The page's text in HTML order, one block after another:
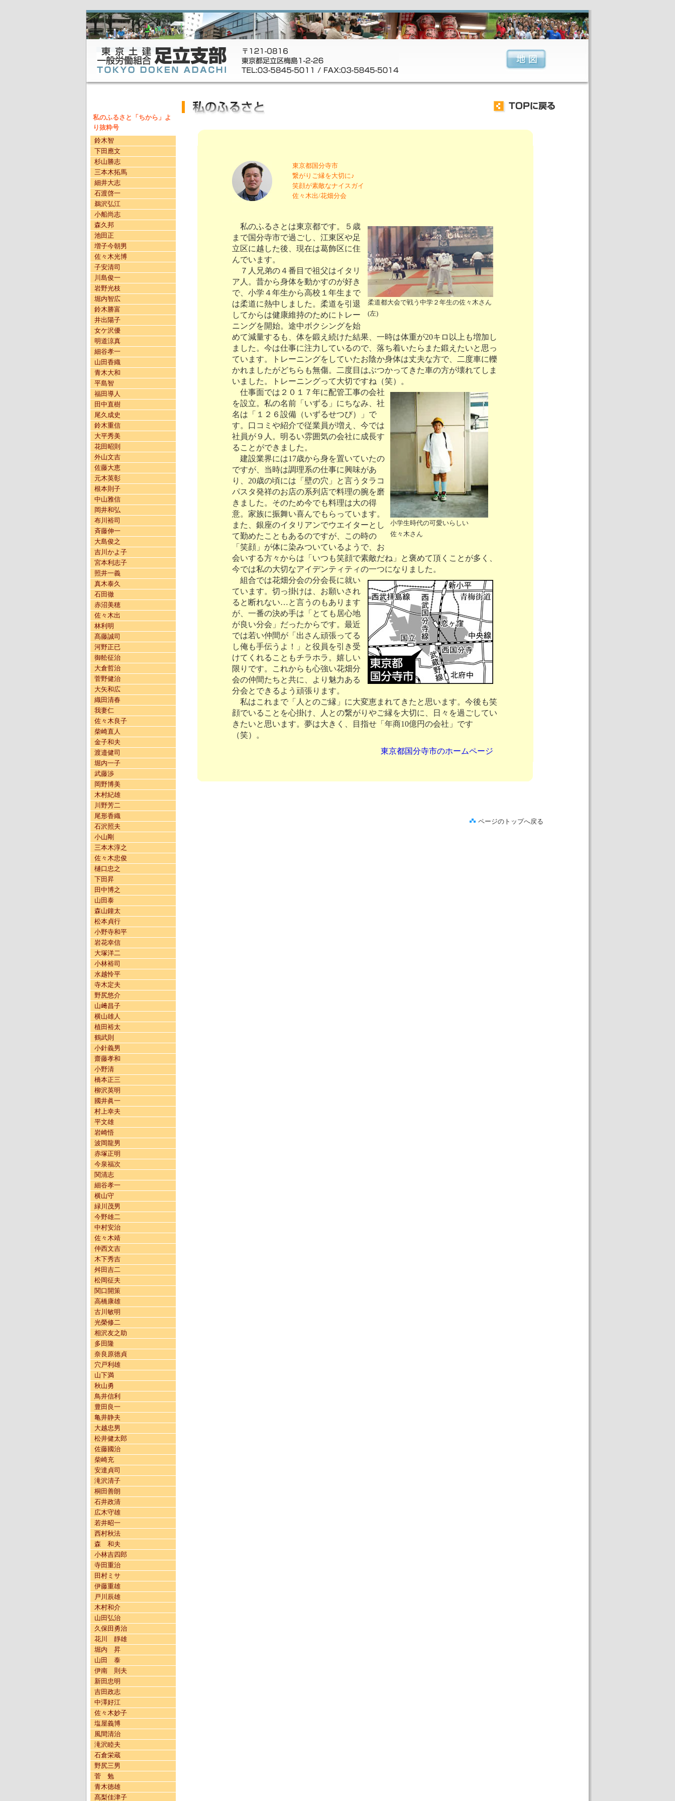
私のふるさと「ちから」よ
り抜粋号
鈴木智
下田應文
杉山勝志
三本木拓馬
細井大志
石渡啓一
鵜沢弘江
小船尚志
森久邦
池田正
増子今朝男
佐々木光博
子安清司
川島俊一
岩野光枝
堀内智広
鈴木勝富
井出陽子
女ケ沢優
明道涼真
細谷孝一
山田香織
青木大和
平島智
福田導人
田中直樹
尾久成史
鈴木重信
大平秀美
花田昭則
外山文吉
佐藤大恵
元木英彰
根本則子
中山雅信
岡井和弘
布川裕司
斉藤伸一
大島俊之
吉川かよ子
宮本利志子
照井一義
真木泰久
石田徹
赤沼美穂
佐々木出
林利明
髙藤誠司
河野正已
御舩征治
大倉哲治
菅野健治
大矢和広
織田清春
我妻仁
佐々木良子
柴崎直人
金子和夫
渡邉健司
堀内一子
武藤渉
岡野博美
木村紀雄
川野芳二
尾形香織
石沢照夫
小山剛
三本木淳之
佐々木忠俊
樋口忠之
下田昇
田中博之
山田泰
森山鐘太
松本貞行
小野寺和平
岩花幸信
大塚洋二
小林裕司
水越怜平
寺木定夫
野尻悠介
山﨑昌子
横山雄人
植田裕太
鶴武則
小針義男
齋藤孝和
小野清
橋本正三
柳沢英明
國井眞一
村上幸夫
平文雄
岩崎悟
波岡龍男
赤塚正明
今泉福次
関清志
細谷孝一
横山守
緑川茂男
今野雄二
中村安治
佐々木靖
仲西文吉
木下秀吉
舛田吉二
松岡征夫
関口開策
高橋康雄
古川敏明
光榮修二
相沢友之助
多田隆
奈良原徳貞
穴戸利雄
山下満
秋山勇
鳥井信利
豊田良一
亀井静夫
大越忠男
松井健太郎
佐藤國治
柴崎充
安達貞司
滝沢清子
桐田善朗
石井政清
広木守雄
若井昭一
西村秋法
森 和夫
小林吉四郎
寺田重治
田村ミサ
伊藤重雄
戸川辰雄
木村和介
山田弘治
久保田勇治
花川 靜雄
堀内 昇
山田 泰
伊南 則夫
新田忠明
吉田政志
中澤好江
佐々木妙子
塩屋義博
風間清治
滝沢睦夫
石倉栄蔵
野尻三男
菅 勉
青木徳雄
髙梨佳津子
東京都国分寺市
繋がりご縁を大切に♪
笑顔が素敵なナイスガイ
佐々木出/花畑分会
柔道都大会で戦う中学２年生の佐々木さん
(左)
私のふるさとは東京都です。５歳
まで国分寺市で過ごし、江東区や足
立区に越した後、現在は葛飾区に住
んでいます。
７人兄弟の４番目で祖父はイタリ
ア人。昔から身体を動かすのが好き
で、小学４年生から高校１年生まで
は柔道に熱中しました。柔道を引退
してからは健康維持のためにトレー
ニングを開始。途中ボクシングを始
めて減量するも、体を鍛え続けた結果、一時は体重が20キロ以上も増加し
ました。今は仕事に注力しているので、落ち着いたらまた鍛えたいと思っ
ています。トレーニングをしていたお陰か身体は丈夫な方で、二度車に轢
かれましたがどちらも無傷。二度目はぶつかってきた車の方が壊れてしま
いました。トレーニングって大切ですね（笑）。
小学生時代の可愛いらしい
佐々木さん
仕事面では２０１７年に配管工事の会社
を設立。私の名前「いずる」にちなみ、社
名は「１２６設備（いずるせつび）」で
す。口コミや紹介で従業員が増え、今では
社員が９人。明るい雰囲気の会社に成長す
ることができました。
建設業界には17歳から身を置いていたの
ですが、当時は調理系の仕事に興味があ
り、20歳の頃には「壁の穴」と言うタラコ
パスタ発祥のお店の系列店で料理の腕を磨
きました。そのため今でも料理は大の得
意。家族に振舞い喜んでもらっています。
また、銀座のイタリアンでウエイターとし
て勤めたこともあるのですが、この時の
「笑顔」が体に染みついているようで、お
会いする方々からは「いつも笑顔で素敵だね」と褒めて頂くことが多く、
今では私の大切なアイデンティティの一つになりました。
組合では花畑分会の分会長に就い
ています。切っ掛けは、お願いされ
ると断れない…と言うのもあります
が、一番の決め手は「とても居心地
が良い分会」だったからです。最近
では若い仲間が「出さん頑張ってる
し俺も手伝うよ！」と役員を引き受
けてくれることもチラホラ。嬉しい
限りです。これからも心強い花畑分
会の仲間たちと共に、より魅力ある
分会とできるよう頑張ります。
私はこれまで「人とのご縁」に大変恵まれてきたと思います。今後も笑
顔でいることを心掛け、人との繋がりやご縁を大切に、日々を過ごしてい
きたいと思います。夢は大きく、目指せ「年商10億円の会社」です
（笑）。
東京都国分寺市のホームページ
ページのトップへ戻る